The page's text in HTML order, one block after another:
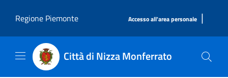
Regione Piemonte
Accesso all'area personale |
Città di Nizza Monferrato